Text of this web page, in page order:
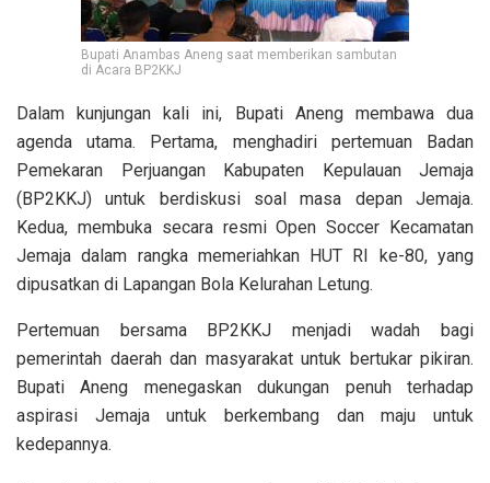
Bupati Anambas Aneng saat memberikan sambutan
di Acara BP2KKJ
Dalam kunjungan kali ini, Bupati Aneng membawa dua
agenda utama. Pertama, menghadiri pertemuan Badan
Pemekaran Perjuangan Kabupaten Kepulauan Jemaja
(BP2KKJ) untuk berdiskusi soal masa depan Jemaja.
Kedua, membuka secara resmi Open Soccer Kecamatan
Jemaja dalam rangka memeriahkan HUT RI ke-80, yang
dipusatkan di Lapangan Bola Kelurahan Letung.
Pertemuan bersama BP2KKJ menjadi wadah bagi
pemerintah daerah dan masyarakat untuk bertukar pikiran.
Bupati Aneng menegaskan dukungan penuh terhadap
aspirasi Jemaja untuk berkembang dan maju untuk
kedepannya.